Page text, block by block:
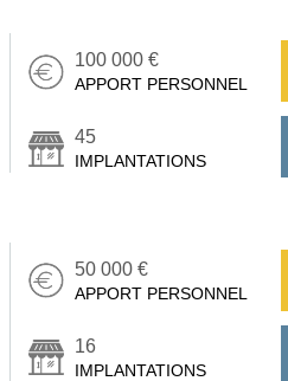
100 000 €
APPORT PERSONNEL
45
IMPLANTATIONS
50 000 €
APPORT PERSONNEL
16
IMPLANTATIONS